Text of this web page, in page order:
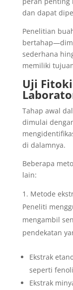
dan dapat
Penelitian
sederhana
memiliki
Uji
Tahap awal
dimulai
di dalamnya.
Beberapa
lain:
Metode
Peneliti
mengambil
pendekatan
Ekstrak
seperti
Ekstrak